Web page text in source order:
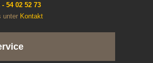
- 54 02 52 73
unter Kontakt